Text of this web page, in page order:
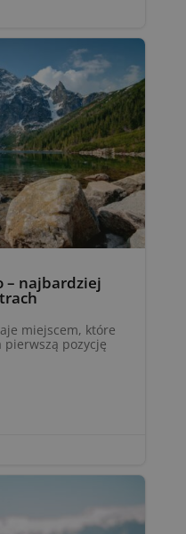
– najbardziej
miejscem, które
pozycję